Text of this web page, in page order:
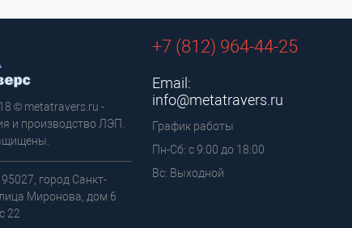
© metatravers.ru -
и производство ЛЭП.
город Санкт-
Миронова, дом 6
22
+7 (812) 964-44-25
Email:
info@metatravers.ru
График работы
Пн-Сб: с 9:00 до 18:00
Вс: Выходной